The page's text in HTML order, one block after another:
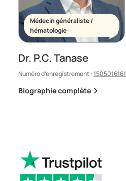
Médecin généraliste /
hématologie
Dr. P.C. Tanase
Numéro d’enregistrement :1505016161
Biographie complète